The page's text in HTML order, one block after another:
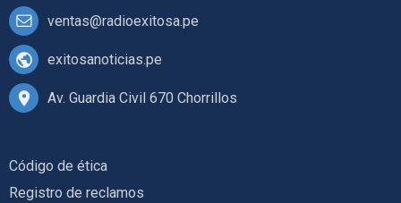
ventas@radioexitosa.pe
exitosanoticias.pe
Av. Guardia Civil 670 Chorrillos
Código de ética
Registro de reclamos